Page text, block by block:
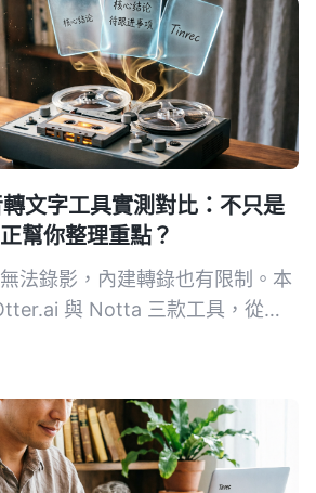
文字工具實測對比：不只是
幫你整理重點？
法錄影，內建轉錄也有限制。本
與 Notta 三款工具，從輸